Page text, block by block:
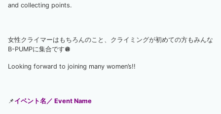
and collecting points.
女性クライマーはもちろんのこと、クライミングが初めての方もみんな
B-PUMPに集合です🪩
Looking forward to joining many women’s!!
📌 イベント名／ Event Name